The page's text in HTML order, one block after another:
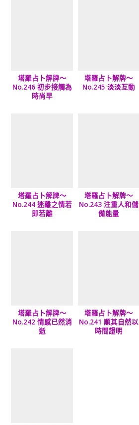
塔羅占卜解牌～
No.246 初步接觸為
時尚早
塔羅占卜解牌～
No.245 淡淡互動
塔羅占卜解牌～
No.244 迷離之情若
即若離
塔羅占卜解牌～
No.243 注重人和儲
備能量
塔羅占卜解牌～
No.242 情感已然消
逝
塔羅占卜解牌～
No.241 順其自然以
時間證明